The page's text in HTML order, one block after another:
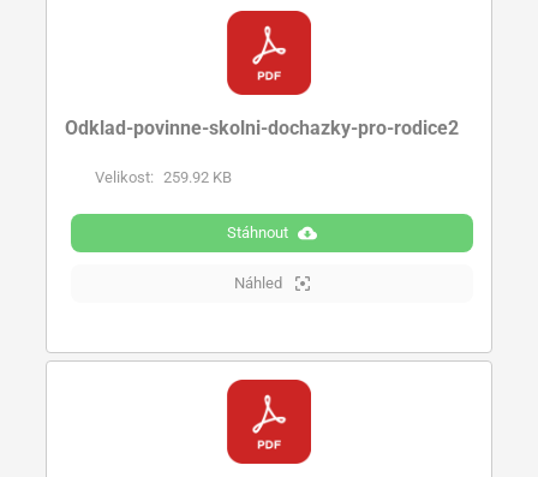
Odklad-povinne-skolni-dochazky-pro-rodice2
Velikost: 259.92 KB
Stáhnout
Náhled